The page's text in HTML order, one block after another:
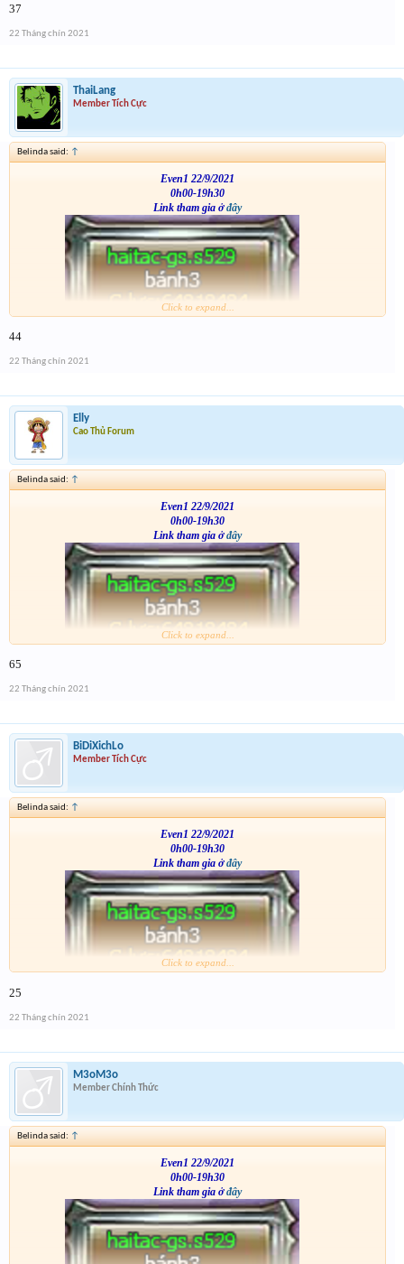
37
22 Tháng chín 2021
ThaiLang
Member Tích Cực
Belinda said: ↑
Even1 22/9/2021
0h00-19h30
Link tham gia ở đây
Click to expand...
44
22 Tháng chín 2021
Elly
Cao Thủ Forum
Belinda said: ↑
Even1 22/9/2021
0h00-19h30
Link tham gia ở đây
Click to expand...
65
22 Tháng chín 2021
BiDiXichLo
Member Tích Cực
Belinda said: ↑
Even1 22/9/2021
0h00-19h30
Link tham gia ở đây
Click to expand...
25
22 Tháng chín 2021
M3oM3o
Member Chính Thức
Belinda said: ↑
Even1 22/9/2021
0h00-19h30
Link tham gia ở đây